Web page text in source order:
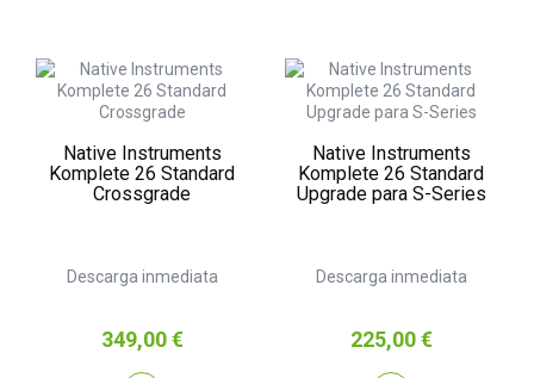
Native Instruments
Komplete 26 Standard
Crossgrade
Descarga inmediata
Precio
349,00 €
Native Instruments
Komplete 26 Standard
Upgrade para S-Series
Descarga inmediata
Precio
225,00 €